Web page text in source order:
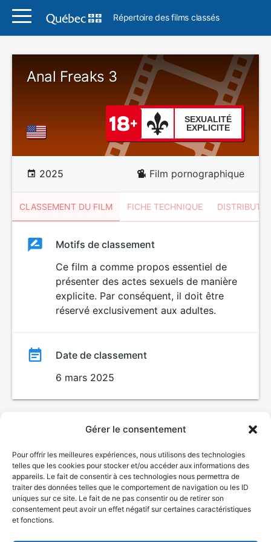
Gérer le consentement
Pour offrir les meilleures expériences, nous utilisons des technologies
telles que les cookies pour stocker et/ou accéder aux informations des
appareils. Le fait de consentir à ces technologies nous permettra de
traiter des données telles que le comportement de navigation ou les ID
uniques sur ce site. Le fait de ne pas consentir ou de retirer son
consentement peut avoir un effet négatif sur certaines caractéristiques
et fonctions.
Répertoire des films classés
Anal Freaks 3
SEXUALITÉ
EXPLICITE
2025 Film pornographique
CLASSEMENT DU FILM FICHE TECHNIQUE
ClassementClassement
SEXUALITÉ
EXPLICITE
Motifs de classement
Ce film a comme propos essentiel de
présenter des actes sexuels de manière
explicite. Par conséquent, il doit être
réservé exclusivement aux adultes.
Date de classement
6 mars 2025